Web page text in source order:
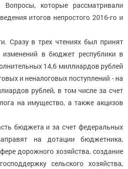
Вопросы, которые рассматривали
итогов непростого 2016-го и
Сразу в трех чтениях был принят
изменений в бюджет республики в
14,6 миллиардов рублей
и неналоговых поступлений - на
рублей, в том числе за счет
на имущество, а также акцизов
бюджета и за счет федеральных
на дотации бюджетника,
дорожного хозяйства, создание
сельского хозяйства,